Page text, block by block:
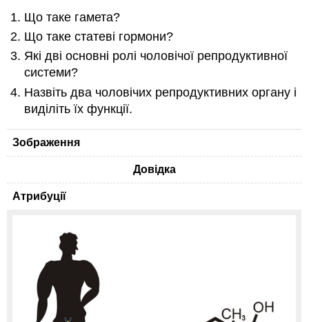
Що таке гамета?
Що таке статеві гормони?
Які дві основні ролі чоловічої репродуктивної
системи?
Назвіть два чоловічих репродуктивних органу і
виділіть їх функції.
Зображення
Довідка
Атрибуції